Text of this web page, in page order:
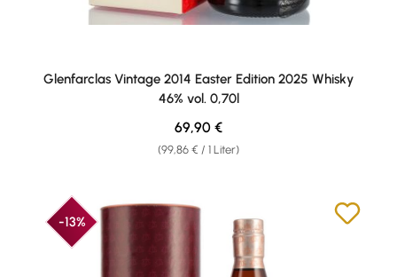
Glenfarclas Vintage 2014 Easter Edition 2025 Whisky
46% vol. 0,70l
(99,86 € / 1 Liter)
Regulärer Preis:
69,90 €
-13%